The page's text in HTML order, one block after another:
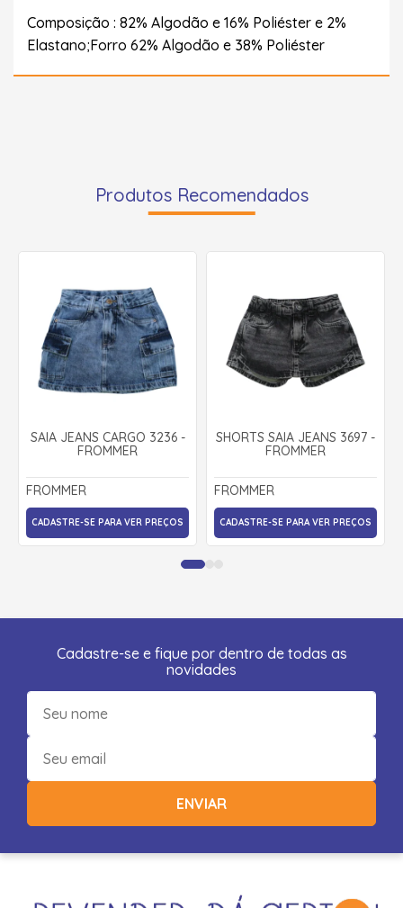
Composição : 82% Algodão e 16% Poliéster e 2%
Elastano;Forro 62% Algodão e 38% Poliéster
Produtos Recomendados
SAIA JEANS CARGO 3236 -
FROMMER
FROMMER
CADASTRE-SE PARA VER PREÇOS
SHORTS SAIA JEANS 3697 -
FROMMER
FROMMER
CADASTRE-SE PARA VER PREÇOS
Cadastre-se e fique por dentro de todas as
novidades
ENVIAR